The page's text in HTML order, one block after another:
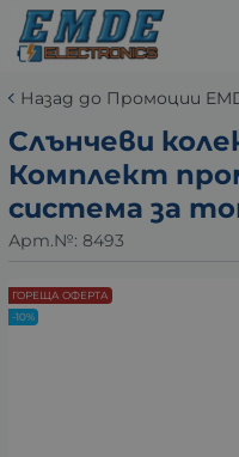
Назад до Промоции
Слънчеви
Комплект
система за
Арт.№: 8493
ГОРЕЩА ОФЕРТА
-10%